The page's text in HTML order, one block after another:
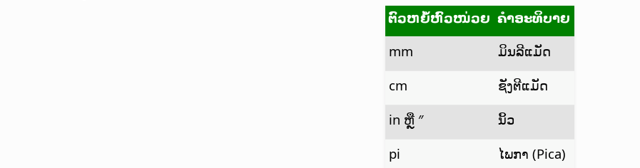
ຕົວຫຍໍ້ຫົວໜ່ວຍ ຄຳອະທິບາຍ
mm
ມິນລີແມັດ
cm
ຊັງຕີແມັດ
in ຫຼື ″
ນິ້ວ
pi
ໄພກາ (Pica)